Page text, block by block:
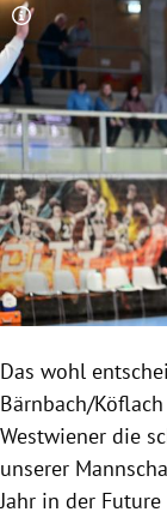
Copyright-
Das wohl
Bärnbach/
Westwiener die
unserer
Jahr in der Future